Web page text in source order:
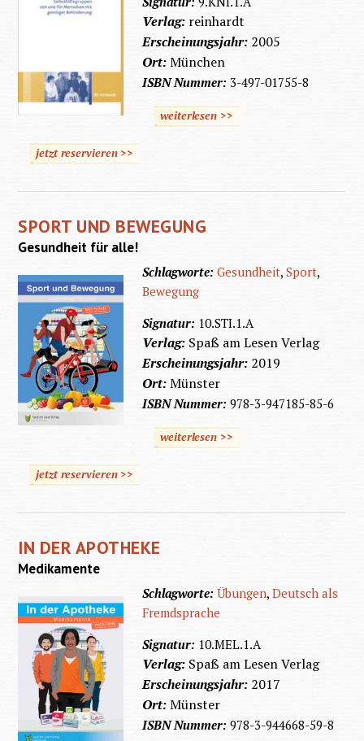
Verlag: reinhardt
Erscheinungsjahr: 2005
Ort:München
ISBN Nummer: 3-497-01755-8
weiterlesen >>
jetzt reservieren >>
SPORT UND BEWEGUNG
Gesundheit für alle!
Schlagworte:Gesundheit,Sport,
Bewegung
Signatur: 10.STI.1.A
Verlag: Spaß am Lesen Verlag
Erscheinungsjahr: 2019
Ort:Münster
ISBN Nummer:978-3-947185-85-6
weiterlesen >>
jetzt reservieren >>
IN DER APOTHEKE
Medikamente
Schlagworte:Übungen,Deutsch als
Fremdsprache
Signatur: 10.MEL.1.A
Verlag: Spaß am Lesen Verlag
Erscheinungsjahr: 2017
Ort:Münster
ISBN Nummer:978-3-944668-59-8